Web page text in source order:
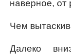
наверное, от
Чем
Далеко